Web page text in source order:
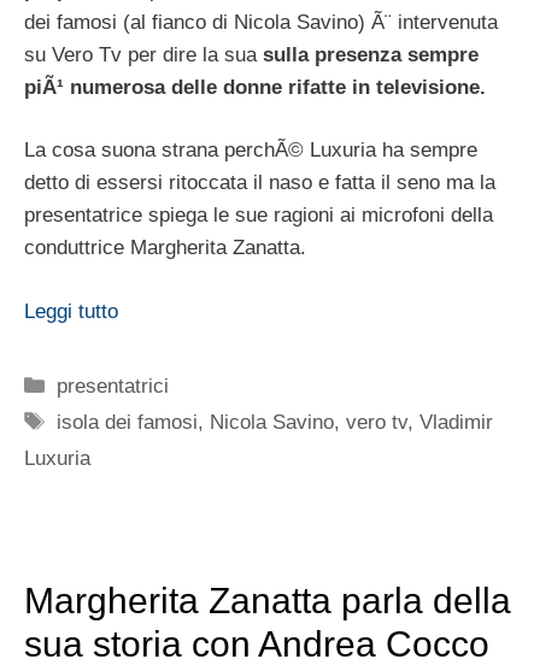
dei famosi (al fianco di Nicola Savino) Ã¨ intervenuta
su Vero Tv per dire la sua sulla presenza sempre
piÃ¹ numerosa delle donne rifatte in televisione.
La cosa suona strana perchÃ© Luxuria ha sempre
detto di essersi ritoccata il naso e fatta il seno ma la
presentatrice spiega le sue ragioni ai microfoni della
conduttrice Margherita Zanatta.
Leggi tutto
Categorie
presentatrici
Tag
isola dei famosi, Nicola Savino,vero tv,Vladimir
Luxuria
Margherita Zanatta parla della
sua storia con Andrea Cocco